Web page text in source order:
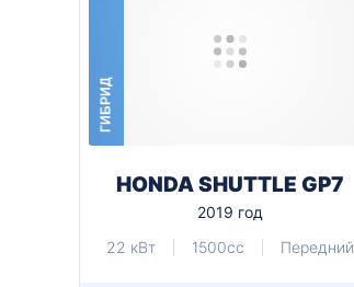
ГИБРИД
HONDA SHUTTLE GP7
2019 год
22 кВт
1500cc Передний